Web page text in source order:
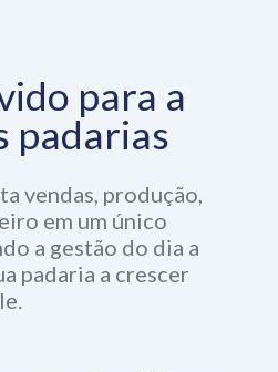
padarias
vendas, produção,
em um único
a gestão do dia a
padaria a crescer